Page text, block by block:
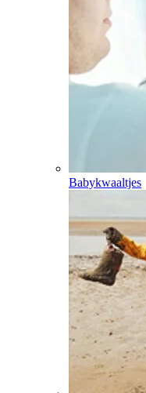
Babykwaaltjes